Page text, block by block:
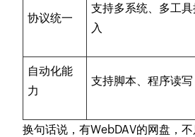
协议统一
支持多系统、多工
入
自动化能
力
支持脚本、程序读写
换句话说，有WebDAV的网盘，不